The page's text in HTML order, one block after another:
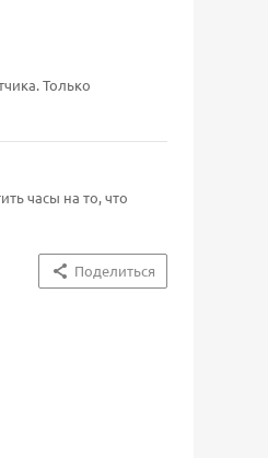
Только
часы на то, что
Поделиться